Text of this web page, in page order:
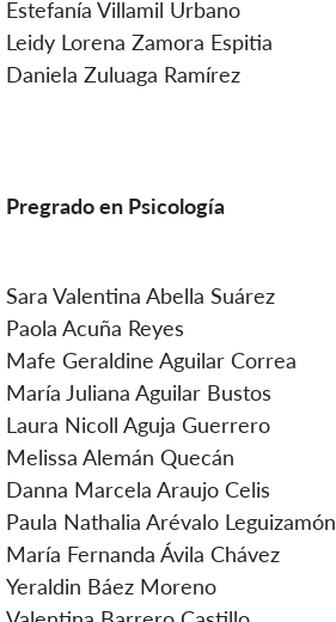
Estefanía Villamil Urbano
Leidy Lorena Zamora Espitia
Daniela Zuluaga Ramírez
Pregrado en Psicología
Sara Valentina Abella Suárez
Paola Acuña Reyes
Mafe Geraldine Aguilar Correa
María Juliana Aguilar Bustos
Laura Nicoll Aguja Guerrero
Melissa Alemán Quecán
Danna Marcela Araujo Celis
Paula Nathalia Arévalo Leguizamón
María Fernanda Ávila Chávez
Yeraldin Báez Moreno